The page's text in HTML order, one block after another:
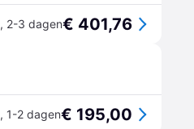
, 2-3 dagen€ 401,76
, 1-2 dagen€ 195,00